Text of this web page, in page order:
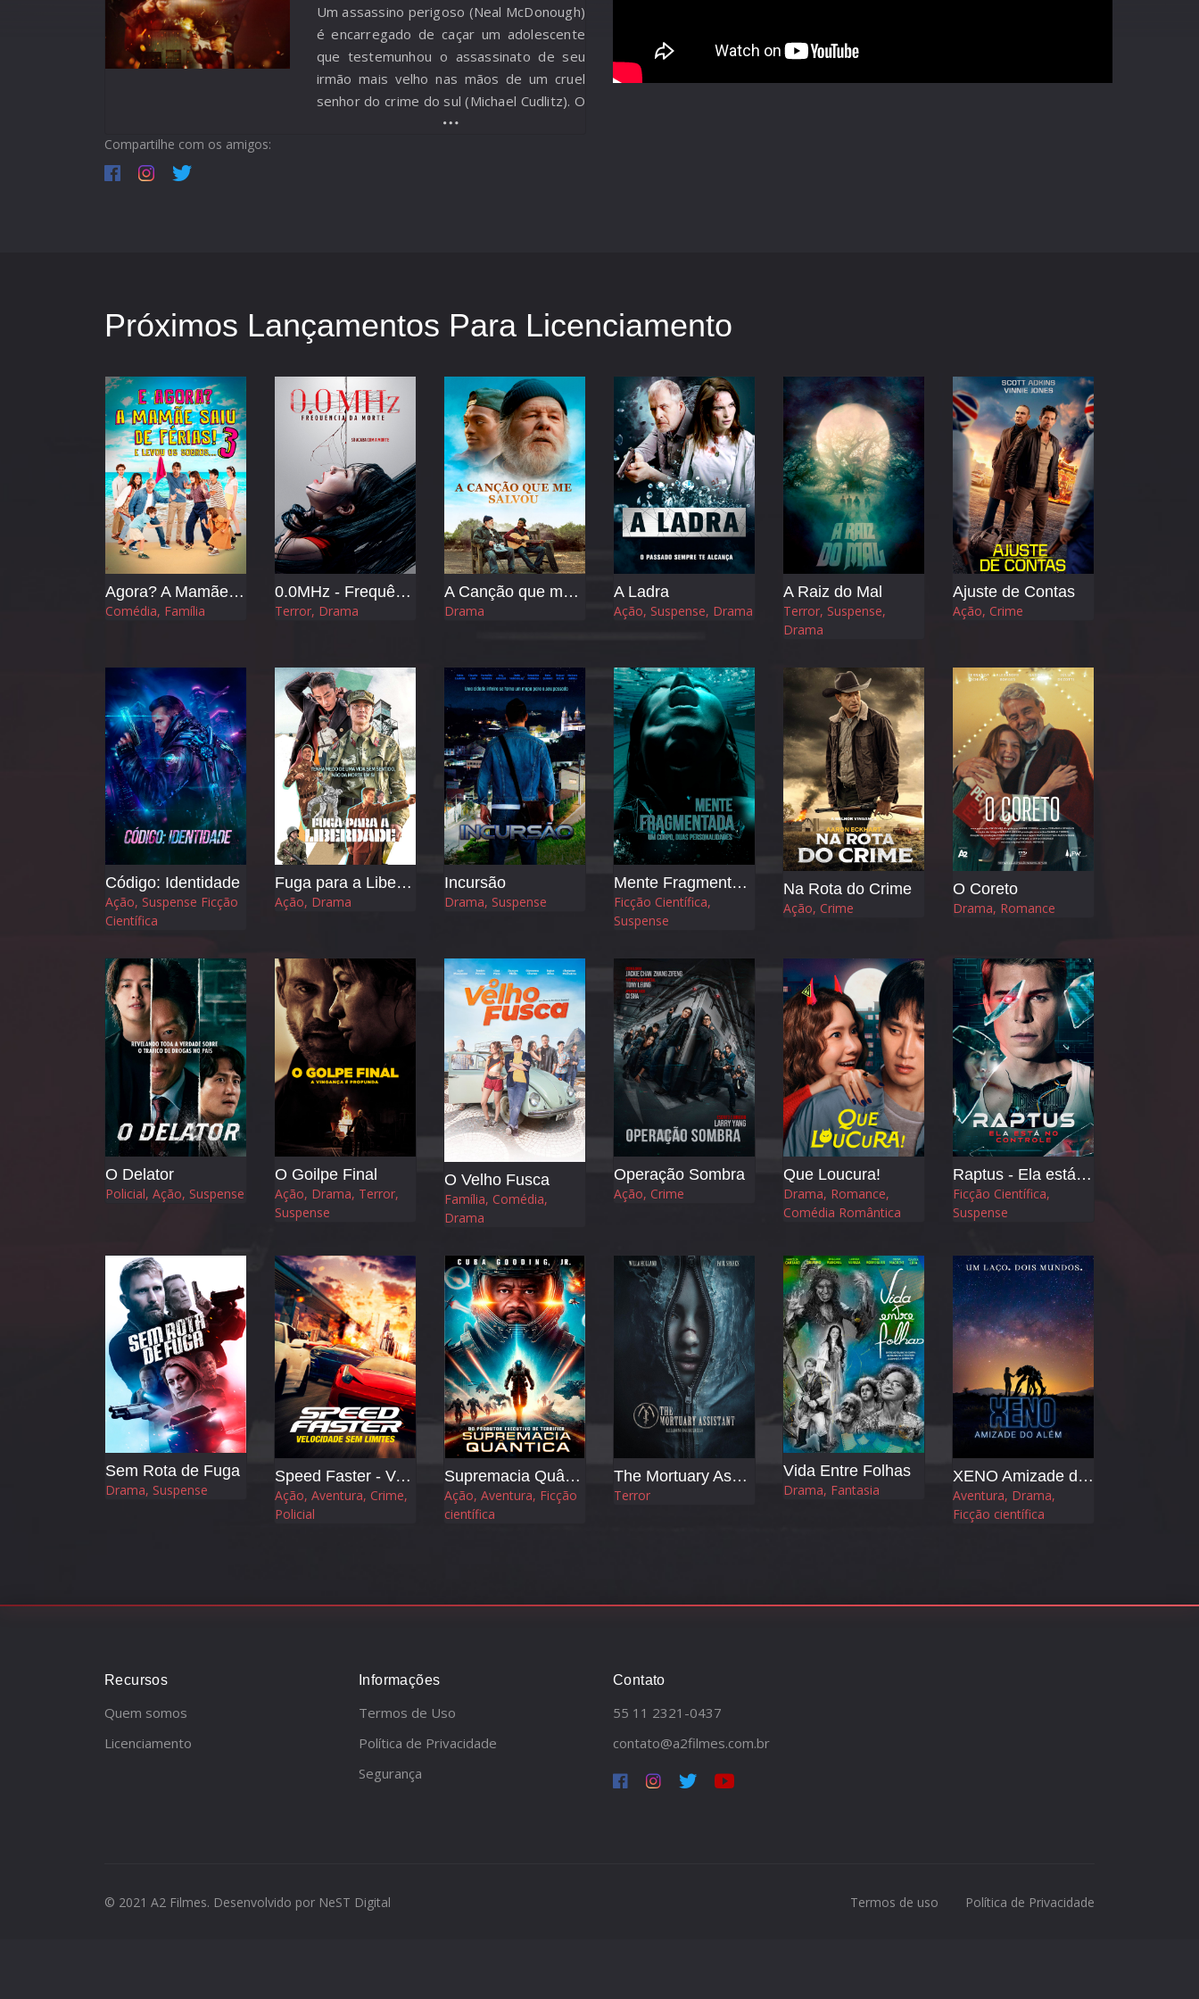
Um assassino perigoso (Neal McDonough)
é encarregado de caçar um adolescente
que testemunhou o assassinato de seu
irmão mais velho nas mãos de um cruel
senhor do crime do sul (Michael Cudlitz). O
pistoleiro contratado deve rastrear o
Compartilhe com os amigos:
Próximos Lançamentos Para Licenciamento
Agora? A Mamãe Saiu de Férias 3 e Levou os Sogros
Comédia, Família
0.0MHz - Frequência da Morte
Terror, Drama
A Canção que me Salvou
Drama
A Ladra
Ação, Suspense, Drama
A Raiz do Mal
Terror, Suspense,
Drama
Ajuste de Contas
Ação, Crime
Código: Identidade
Ação, Suspense Ficção
Científica
Fuga para a Liberdade
Ação, Drama
Incursão
Drama, Suspense
Mente Fragmentada
Ficção Científica,
Suspense
Na Rota do Crime
Ação, Crime
O Coreto
Drama, Romance
O Delator
Policial, Ação, Suspense
O Goilpe Final
Ação, Drama, Terror,
Suspense
O Velho Fusca
Família, Comédia,
Drama
Operação Sombra
Ação, Crime
Que Loucura!
Drama, Romance,
Comédia Romântica
Raptus - Ela está no Controle
Ficção Científica,
Suspense
Sem Rota de Fuga
Drama, Suspense
Speed Faster - Velocidade sem Limites
Ação, Aventura, Crime,
Policial
Supremacia Quântica
Ação, Aventura, Ficção
científica
The Mortuary Assistant
Terror
Vida Entre Folhas
Drama, Fantasia
XENO Amizade do Além
Aventura, Drama,
Ficção científica
Recursos
Quem somos
Licenciamento
Informações
Termos de Uso
Política de Privacidade
Segurança
Contato
55 11 2321-0437
contato@a2filmes.com.br
© 2021 A2 Filmes. Desenvolvido por NeST Digital Termos de uso Política de Privacidade